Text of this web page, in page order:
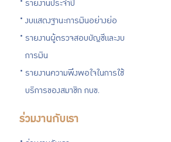
รายงานประจำปี
งบแสดงฐานะการเงินอย่างย่อ
รายงานผู้ตรวจสอบบัญชีและงบ
การเงิน
รายงานความพึงพอใจในการใช้
บริการของสมาชิก กบข.
ร่วมงานกับเรา